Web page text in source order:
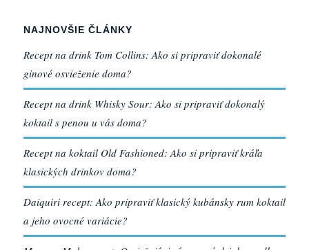
NAJNOVŠIE ČLÁNKY
Recept na drink Tom Collins: Ako si pripraviť dokonalé
ginové osvieženie doma?
Recept na drink Whisky Sour: Ako si pripraviť dokonalý
koktail s penou u vás doma?
Recept na koktail Old Fashioned: Ako si pripraviť kráľa
klasických drinkov doma?
Daiquiri recept: Ako pripraviť klasický kubánsky rum koktail
a jeho ovocné variácie?